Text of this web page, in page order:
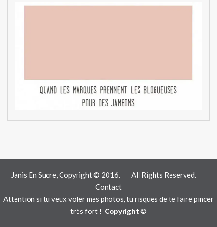
Janis En Sucre, Copyright © 2016.
All Rights Reserved.
Contact
Attention si tu veux voler mes photos, tu risques de te faire pincer
très fort ! Copyright ©